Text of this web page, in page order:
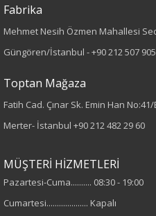
Dokuma
Desenli
Kumaş
Cinsiyet
Kadın
Fabrika
Mehmet Nesih Özmen Mahallesi
Güngören/İstanbul -+90 212 507
Toptan Mağaza
Fatih Cad. Çınar Sk. Emin Han No:41/
Merter- İstanbul +90 212 482 29 60
MÜŞTERİ HİZMETLERİ
Pazartesi-Cuma.......... 08:30 - 19:00
Cumartesi.................... Kapalı